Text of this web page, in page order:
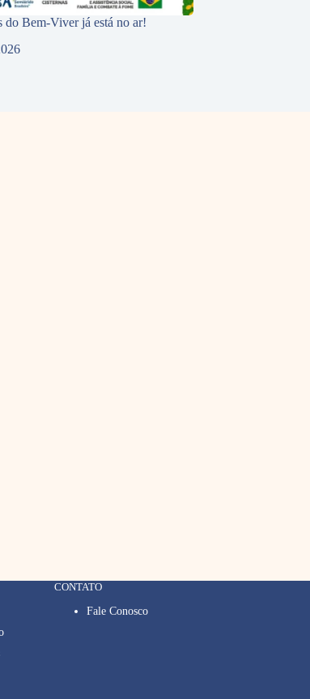
do Bem-Viver já está no ar!
CONTATO
Fale Conosco